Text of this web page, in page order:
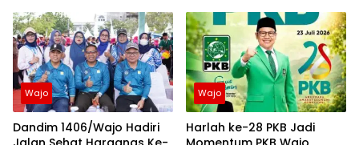
Wajo
Dandim 1406/Wajo Hadiri
Wajo
Harlah ke-28 PKB Jadi